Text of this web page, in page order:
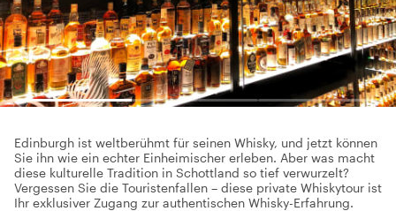
Edinburgh ist weltberühmt für seinen Whisky, und jetzt können
Sie ihn wie ein echter Einheimischer erleben. Aber was macht
diese kulturelle Tradition in Schottland so tief verwurzelt?
Vergessen Sie die Touristenfallen – diese private Whiskytour ist
Ihr exklusiver Zugang zur authentischen Whisky-Erfahrung.